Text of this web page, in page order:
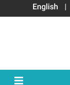
|
English